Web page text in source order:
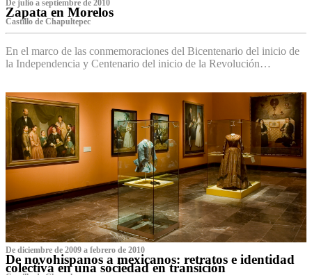
De julio a septiembre de 2010
Zapata en Morelos
Castillo de Chapultepec
En el marco de las conmemoraciones del Bicentenario del inicio de
la Independencia y Centenario del inicio de la Revolución…
De diciembre de 2009 a febrero de 2010
De novohispanos a mexicanos: retratos e identidad
colectiva en una sociedad en transición